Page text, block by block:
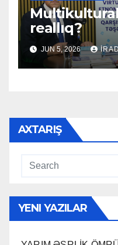
reallıq?
JUN 5, 2026
AXTARIŞ
YENI YAZILAR